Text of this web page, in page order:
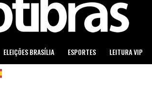
ELEIÇÕES BRASÍLIA ESPORTES LEITURA VIP